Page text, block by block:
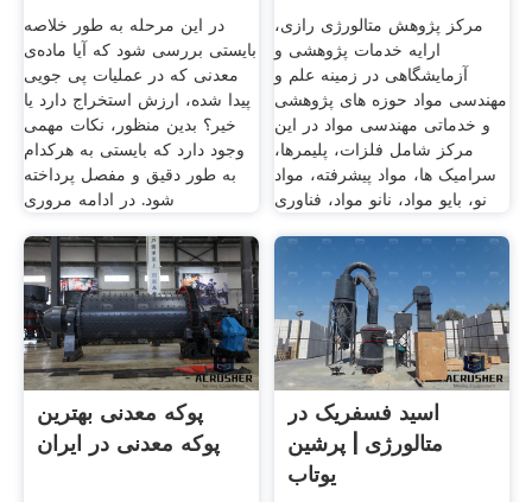
در این مرحله به طور خلاصه
بایستی بررسی شود که آیا ماده‌ی
معدنی که در عملیات پی جویی
پیدا شده، ارزش استخراج دارد یا
خیر؟ بدین منظور، نکات مهمی
وجود دارد که بایستی به هرکدام
به طور دقیق و مفصل پرداخته
شود. در ادامه مروری
مرکز پژوهش متالورژی رازی،
ارایه خدمات پژوهشی و
آزمایشگاهی در زمینه علم و
مهندسی مواد حوزه های پژوهشی
و خدماتی مهندسی مواد در این
مرکز شامل فلزات، پلیمرها،
سرامیک ها، مواد پیشرفته، مواد
نو، بایو مواد، نانو مواد، فناوری
پوکه معدنی بهترین
پوکه معدنی در ایران
اسید فسفریک در
متالورژی | پرشین
یوتاب